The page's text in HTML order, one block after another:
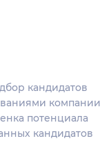
кандидатов
компании
потенциала
кандидатов